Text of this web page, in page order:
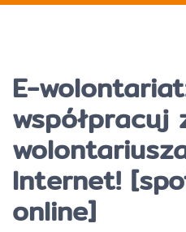
E-
współpracuj
Internet!
online]